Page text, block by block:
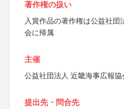
著作権の扱い
入賞作品の著作権は公益社団
会に帰属
主催
公益社団法人 近畿海事広報協
提出先・問合先